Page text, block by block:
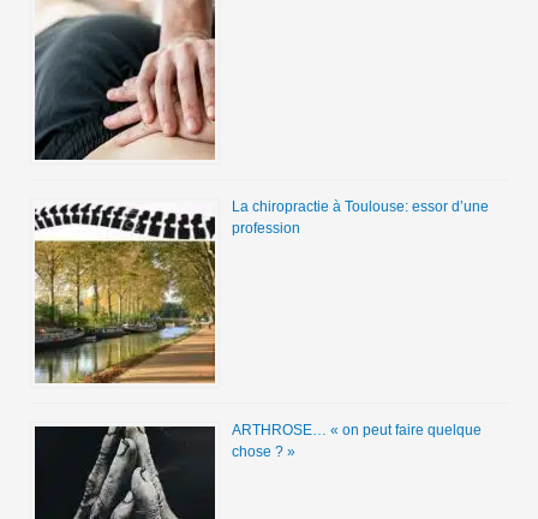
La chiropractie à Toulouse: essor d’une
profession
ARTHROSE… « on peut faire quelque
chose ? »